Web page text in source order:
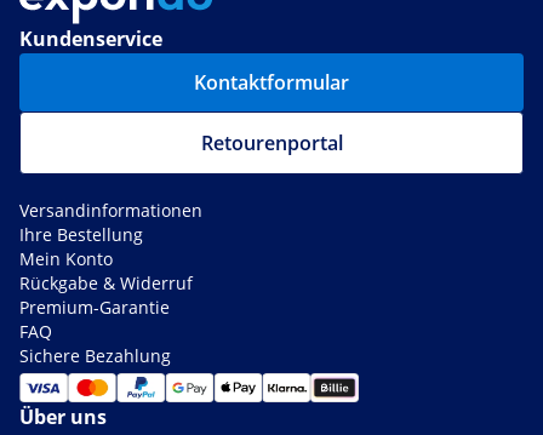
Kundenservice
Kontaktformular
Retourenportal
Versandinformationen
Ihre Bestellung
Mein Konto
Rückgabe & Widerruf
Premium-Garantie
FAQ
Sichere Bezahlung
Über uns